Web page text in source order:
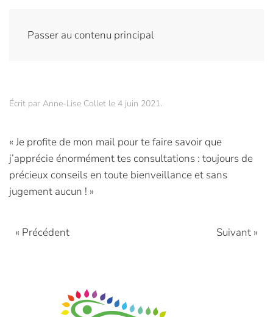
Passer au contenu principal
Écrit par Anne-Lise Collet le 4 juin 2021.
« Je profite de mon mail pour te faire savoir que
j’apprécie énormément tes consultations : toujours de
précieux conseils en toute bienveillance et sans
jugement aucun ! »
« Précédent Suivant »